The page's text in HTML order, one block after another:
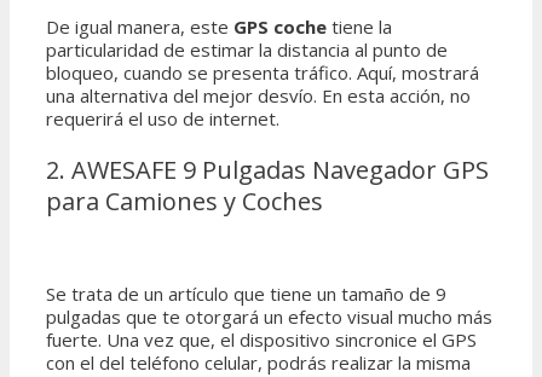
De igual manera, este GPS coche tiene la
particularidad de estimar la distancia al punto de
bloqueo, cuando se presenta tráfico. Aquí, mostrará
una alternativa del mejor desvío. En esta acción, no
requerirá el uso de internet.
2. AWESAFE 9 Pulgadas Navegador GPS
para Camiones y Coches
Se trata de un artículo que tiene un tamaño de 9
pulgadas que te otorgará un efecto visual mucho más
fuerte. Una vez que, el dispositivo sincronice el GPS
con el del teléfono celular, podrás realizar la misma